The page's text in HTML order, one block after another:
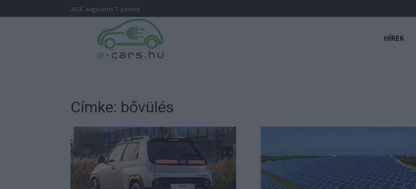
2026. augusztus 7. péntek
HÍREK
Címke: bővülés